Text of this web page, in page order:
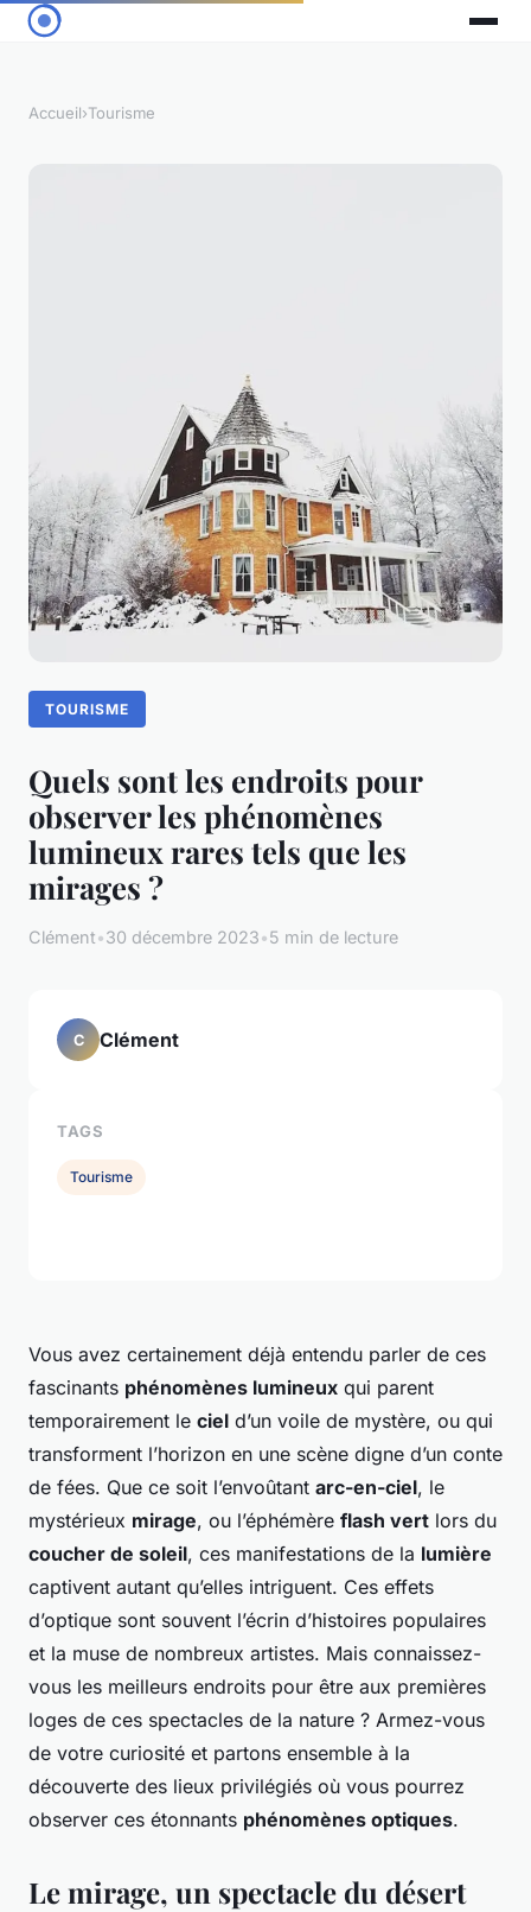
Accueil›Tourisme
TOURISME
Quels sont les endroits pour
observer les phénomènes
lumineux rares tels que les
mirages ?
Clément•30 décembre 2023•5 min de lecture
Vous avez certainement déjà entendu parler de ces
fascinants phénomènes lumineux qui parent
temporairement le ciel d’un voile de mystère, ou qui
transforment l’horizon en une scène digne d’un conte
de fées. Que ce soit l’envoûtant arc-en-ciel, le
mystérieux mirage, ou l’éphémère flash vert lors du
coucher de soleil, ces manifestations de la lumière
captivent autant qu’elles intriguent. Ces effets
d’optique sont souvent l’écrin d’histoires populaires
et la muse de nombreux artistes. Mais connaissez-
vous les meilleurs endroits pour être aux premières
loges de ces spectacles de la nature ? Armez-vous
de votre curiosité et partons ensemble à la
découverte des lieux privilégiés où vous pourrez
observer ces étonnants phénomènes optiques.
Le mirage, un spectacle du désert
C Clément
TAGS
Tourisme